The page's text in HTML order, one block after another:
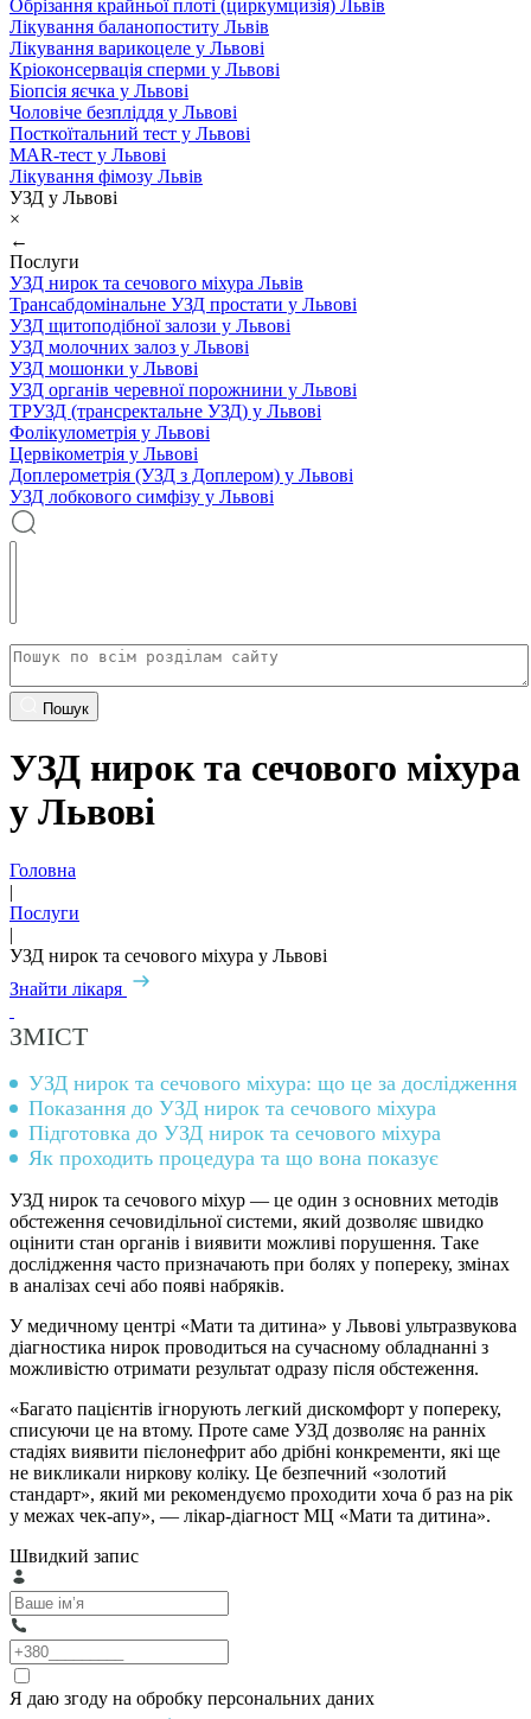
Обрізання крайньої плоті (циркумцизія) Львів
Лікування баланопоститу Львів
Лікування варикоцеле у Львові
Кріоконсервація сперми у Львові
Біопсія яєчка у Львові
Чоловіче безпліддя у Львові
Посткоїтальний тест у Львові
MAR-тест у Львові
Лікування фімозу Львів
УЗД у Львові
×
←
Послуги
УЗД нирок та сечового міхура Львів
Трансабдомінальне УЗД простати у Львові
УЗД щитоподібної залози у Львові
УЗД молочних залоз у Львові
УЗД мошонки у Львові
УЗД органів черевної порожнини у Львові
ТРУЗД (трансректальне УЗД) у Львові
Фолікулометрія у Львові
Цервікометрія у Львові
Доплерометрія (УЗД з Доплером) у Львові
УЗД лобкового симфізу у Львові
Пошук
УЗД нирок та сечового міхура
у Львові
Головна
|
Послуги
|
УЗД нирок та сечового міхура у Львові
Знайти лікаря
ЗМІСТ
УЗД нирок та сечового міхура: що це за дослідження
Показання до УЗД нирок та сечового міхура
Підготовка до УЗД нирок та сечового міхура
Як проходить процедура та що вона показує
УЗД нирок та сечового міхур — це один з основних методів
обстеження сечовидільної системи, який дозволяє швидко
оцінити стан органів і виявити можливі порушення. Таке
дослідження часто призначають при болях у попереку, змінах
в аналізах сечі або появі набряків.
У медичному центрі «Мати та дитина» у Львові ультразвукова
діагностика нирок проводиться на сучасному обладнанні з
можливістю отримати результат одразу після обстеження.
«Багато пацієнтів ігнорують легкий дискомфорт у попереку,
списуючи це на втому. Проте саме УЗД дозволяє на ранніх
стадіях виявити пієлонефрит або дрібні конкременти, які ще
не викликали ниркову коліку. Це безпечний «золотий
стандарт», який ми рекомендуємо проходити хоча б раз на рік
у межах чек-апу», — лікар-діагност МЦ «Мати та дитина».
Швидкий запис
Я даю згоду на обробку персональних даних